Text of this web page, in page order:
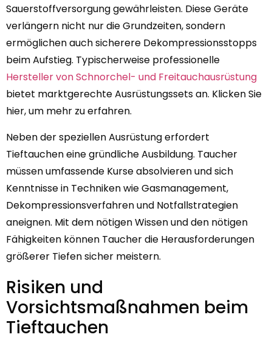
Sauerstoffversorgung gewährleisten. Diese Geräte
verlängern nicht nur die Grundzeiten, sondern
ermöglichen auch sicherere Dekompressionsstopps
beim Aufstieg. Typischerweise professionelle
Hersteller von Schnorchel- und Freitauchausrüstung
bietet marktgerechte Ausrüstungssets an. Klicken Sie
hier, um mehr zu erfahren.
Neben der speziellen Ausrüstung erfordert
Tieftauchen eine gründliche Ausbildung. Taucher
müssen umfassende Kurse absolvieren und sich
Kenntnisse in Techniken wie Gasmanagement,
Dekompressionsverfahren und Notfallstrategien
aneignen. Mit dem nötigen Wissen und den nötigen
Fähigkeiten können Taucher die Herausforderungen
größerer Tiefen sicher meistern.
Risiken und
Vorsichtsmaßnahmen beim
Tieftauchen